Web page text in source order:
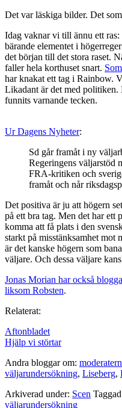
Det var läskiga bilder. Det
Idag vaknar vi till ännu ett ras:
bärande elementet i
det början till det stora raset.
faller hela korthuset snart.
har knakat ett tag i Rainbow.
Likadant är det med politiken.
funnits varnande tecken.
Ur Dagens Nyheter:
Sd går framåt i ny
Regeringens väljarstöd
FRA-kritiken och
framåt och når
Det positiva är ju att högern
på ett bra tag. Men det har ett
komma att få plats i den
starkt på misstänksamhet mot
är det kanske högern som
väljare. Och dessa väljare
Jonas Morian har också
liksom Robsten.
Relaterat:
Aftonbladet
Hjälp vi störtar
Andra bloggar om:
väljarundersökning, Liseberg,
Arkiverad under: Scen
väljarundersökning